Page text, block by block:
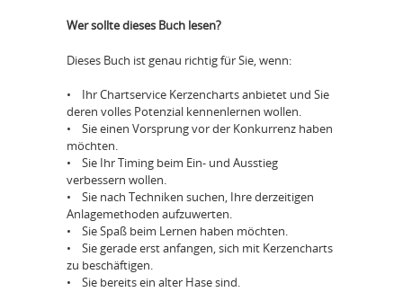
Wer sollte dieses Buch lesen?
Dieses Buch ist genau richtig für Sie, wenn:
• Ihr Chartservice Kerzencharts anbietet und Sie
deren volles Potenzial kennenlernen wollen.
• Sie einen Vorsprung vor der Konkurrenz haben
möchten.
• Sie Ihr Timing beim Ein- und Ausstieg
verbessern wollen.
• Sie nach Techniken suchen, Ihre derzeitigen
Anlagemethoden aufzuwerten.
• Sie Spaß beim Lernen haben möchten.
• Sie gerade erst anfangen, sich mit Kerzencharts
zu beschäftigen.
• Sie bereits ein alter Hase sind.